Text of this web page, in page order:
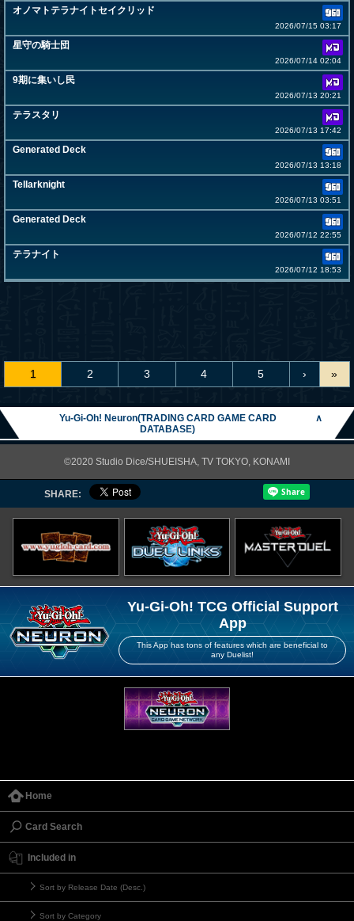
オノマトテラナイトセイクリッド
2026/07/15 03:17
星守の騎士団
2026/07/14 02:04
9期に集いし民
2026/07/13 20:21
テラスタリ
2026/07/13 17:42
Generated Deck
2026/07/13 13:18
Tellarknight
2026/07/13 03:51
Generated Deck
2026/07/12 22:55
テラナイト
2026/07/12 18:53
1 2 3 4 5 › »
Yu-Gi-Oh! Neuron(TRADING CARD GAME CARD
DATABASE)
∧
©2020 Studio Dice/SHUEISHA, TV TOKYO, KONAMI
SHARE:
Yu-Gi-Oh! TCG Official Support
App
This App has tons of features which are beneficial to
any Duelist!
Home
Card Search
Included in
Sort by Release Date (Desc.)
Sort by Category